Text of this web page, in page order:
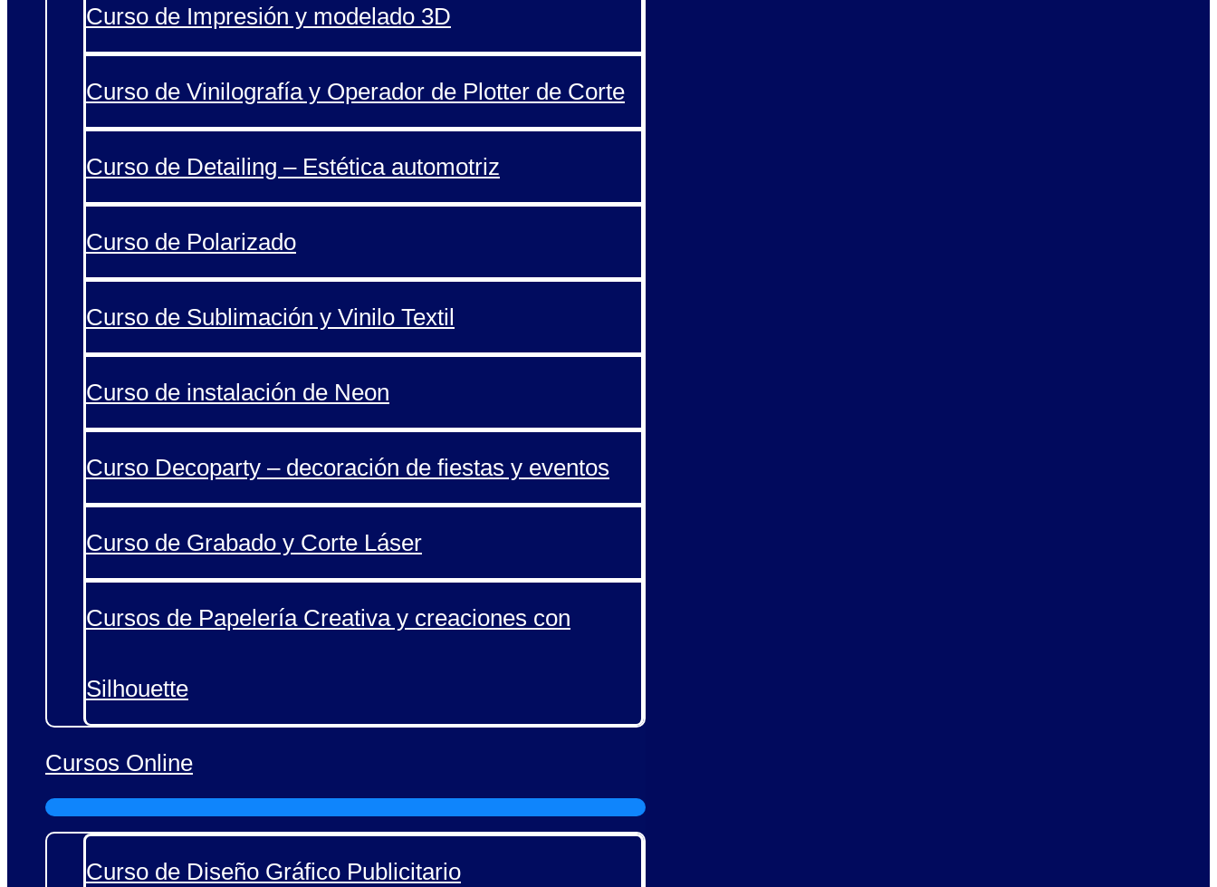
Curso de Impresión y modelado 3D
Curso de Vinilografía y Operador de Plotter de Corte
Curso de Detailing – Estética automotriz
Curso de Polarizado
Curso de Sublimación y Vinilo Textil
Curso de instalación de Neon
Curso Decoparty – decoración de fiestas y eventos
Curso de Grabado y Corte Láser
Cursos de Papelería Creativa y creaciones con
Silhouette
Cursos Online
Curso de Diseño Gráfico Publicitario